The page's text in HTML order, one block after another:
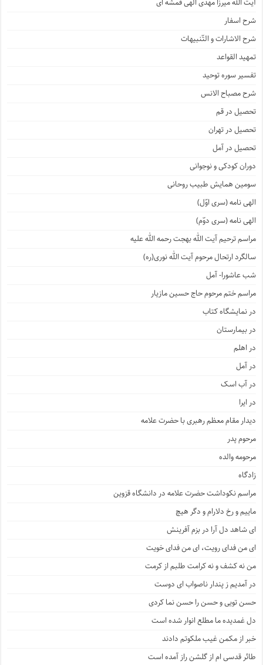
آیت الله میرزا مهدی الهی قمشه ای
شرح اسفار
شرح الاشارات و التّنبیهات
تمهید القواعد
تفسیر سوره توحید
شرح مصباح الانس
تحصیل در قم
تحصیل در تهران
تحصیل در آمل
دوران کودکی و نوجوانی
سومین همایش طبیب روحانی
الهی نامه (سری اوّل)
الهی نامه (سری دوّم)
مراسم ترحیم آیت الله بهجت رحمه الله علیه
سالگرد ارتحال مرحوم آیت الله نوری(ره)
شب عاشورا- آمل
مراسم ختم مرحوم حاج حسین مازیار
در نمایشگاه کتاب
در بیمارستان
در اهلم
در آمل
در آب اسک
در ایرا
دیدار مقام معظم رهبری با حضرت علامه
مرحوم پدر
مرحومه والده
زادگاه
مراسم نکوداشت حضرت علامه در دانشگاه قزوین
ماییم و رخ دلارام و دگر هیچ
ای شاهد دل آرا در بزم آفرینش
ای من فدای رویت، ای من فدای خویت
من نه کشف و نه کرامت طلبم از کرمت
در آمدیم ز پندار ناصواب ای دوست
حسن تویی و حسن را حسن نما کردی
دل غمدیده ما مطلع انوار شده است
خبر از مکمن غیب ملکوتم دادند
طائر قدسی ام از گلشن راز آمده است